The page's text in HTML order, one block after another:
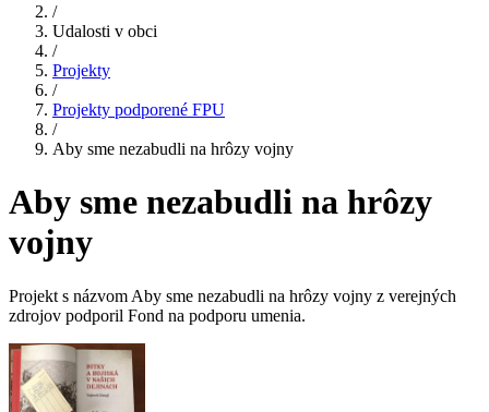
/
Udalosti v obci
/
Projekty
/
Projekty podporené FPU
/
Aby sme nezabudli na hrôzy vojny
Aby sme nezabudli na hrôzy
vojny
Projekt s názvom Aby sme nezabudli na hrôzy vojny z verejných
zdrojov podporil Fond na podporu umenia.